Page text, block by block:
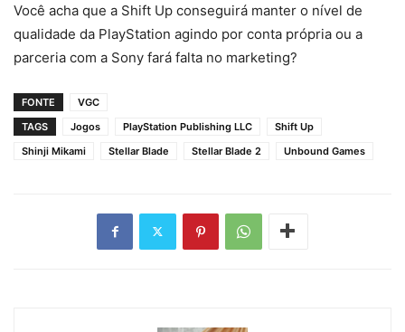
Você acha que a Shift Up conseguirá manter o nível de
qualidade da PlayStation agindo por conta própria ou a
parceria com a Sony fará falta no marketing?
FONTE
VGC
TAGS
Jogos PlayStation Publishing LLC
Shift Up
Shinji Mikami
Stellar Blade Stellar Blade 2 Unbound Games